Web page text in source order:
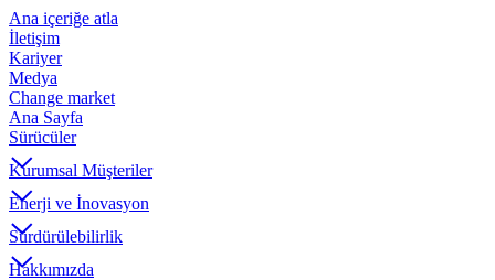
Ana içeriğe atla
İletişim
Kariyer
Medya
Change market
Ana Sayfa
Sürücüler
Kurumsal Müşteriler
Enerji ve İnovasyon
Sürdürülebilirlik
Hakkımızda